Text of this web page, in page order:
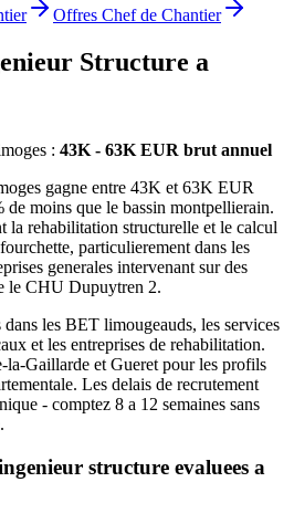
Offres Chef de Chantier
Structure a
: 43K - 63K EUR brut annuel
gagne entre 43K et 63K EUR
moins que le bassin montpellierain.
la rehabilitation structurelle et le calcul
particulierement dans les
generales intervenant sur des
le CHU Dupuytren 2.
les BET limougeauds, les services
et les entreprises de rehabilitation.
la-Gaillarde et Gueret pour les profils
Les delais de recrutement
- comptez 8 a 12 semaines sans
structure evaluees a